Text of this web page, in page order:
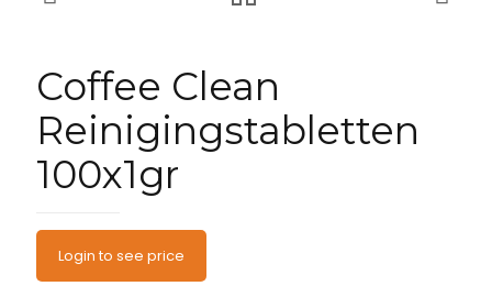
Coffee Clean
Reinigingstabletten
100x1gr
Login to see price